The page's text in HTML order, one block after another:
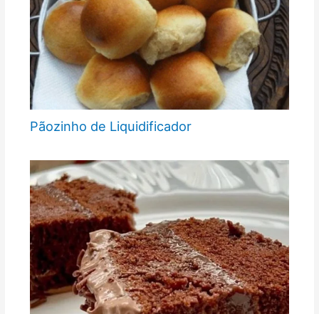
Pãozinho de Liquidificador